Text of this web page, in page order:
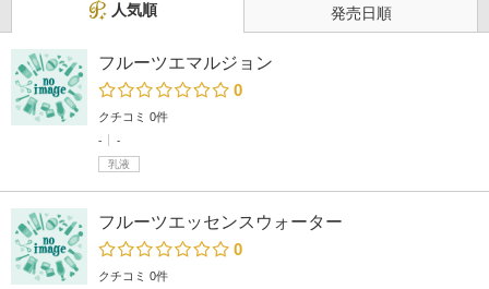
人気順 発売日順
フルーツエマルジョン
0
クチコミ 0件
-
-
乳液
フルーツエッセンスウォーター
0
クチコミ 0件